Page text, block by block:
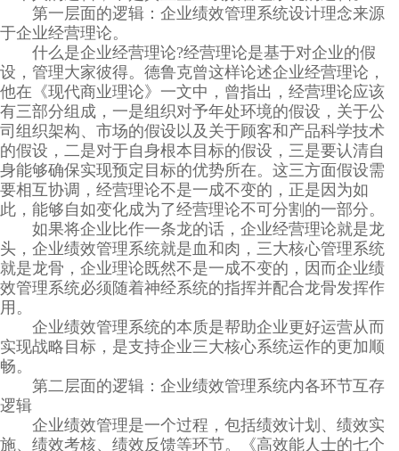
第一层面的逻辑：企业绩效管理系统设计理念来源
于企业经营理论。
什么是企业经营理论?经营理论是基于对企业的假
设，管理大家彼得。德鲁克曾这样论述企业经营理论，
他在《现代商业理论》一文中，曾指出，经营理论应该
有三部分组成，一是组织对予年处环境的假设，关于公
司组织架构、市场的假设以及关于顾客和产品科学技术
的假设，二是对于自身根本目标的假设，三是要认清自
身能够确保实现预定目标的优势所在。这三方面假设需
要相互协调，经营理论不是一成不变的，正是因为如
此，能够自如变化成为了经营理论不可分割的一部分。
如果将企业比作一条龙的话，企业经营理论就是龙
头，企业绩效管理系统就是血和肉，三大核心管理系统
就是龙骨，企业理论既然不是一成不变的，因而企业绩
效管理系统必须随着神经系统的指挥并配合龙骨发挥作
用。
企业绩效管理系统的本质是帮助企业更好运营从而
实现战略目标，是支持企业三大核心系统运作的更加顺
畅。
第二层面的逻辑：企业绩效管理系统内各环节互存
逻辑
企业绩效管理是一个过程，包括绩效计划、绩效实
施、绩效考核、绩效反馈等环节。《高效能人士的七个